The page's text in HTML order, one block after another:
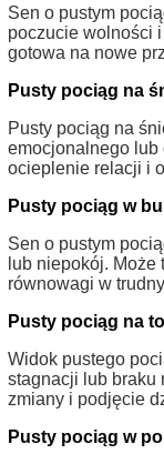
Sen o pustym
poczucie wolności
gotowa na nowe
Pusty pociąg na
Pusty pociąg na
emocjonalnego lub
ocieplenie relacji i
Pusty pociąg w
Sen o pustym
lub niepokój.
równowagi w
Pusty pociąg na
Widok pustego
stagnacji lub braku
zmiany i podjęcie
Pusty pociąg w